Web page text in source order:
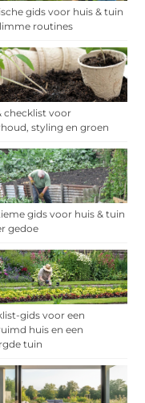
gids voor huis & tuin
routines
checklist voor
styling en groen
gids voor huis & tuin
gedoe
gids voor een
huis en een
tuin